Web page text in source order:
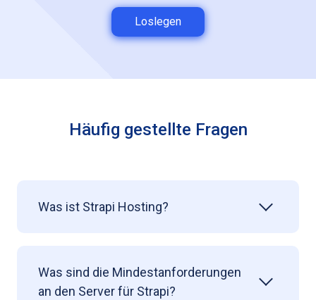
Loslegen
Häufig gestellte Fragen
Was ist Strapi Hosting?
Was sind die Mindestanforderungen
an den Server für Strapi?